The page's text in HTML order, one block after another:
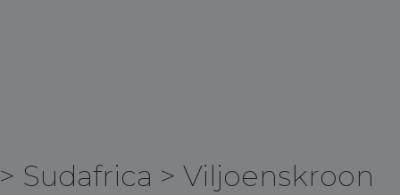
> Sudafrica > Viljoenskroon